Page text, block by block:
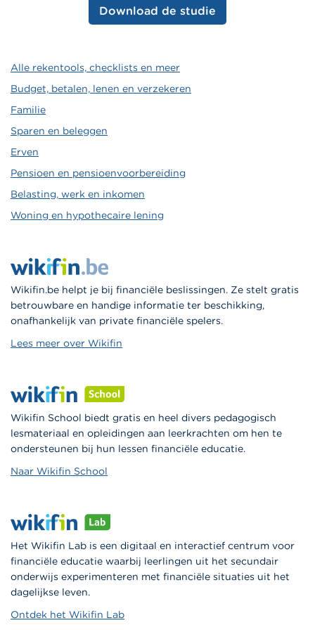
Download de studie
Alle rekentools, checklists en meer
Budget, betalen, lenen en verzekeren
Familie
Sparen en beleggen
Erven
Pensioen en pensioenvoorbereiding
Belasting, werk en inkomen
Woning en hypothecaire lening
Wikifin.be helpt je bij financiële beslissingen. Ze stelt gratis
betrouwbare en handige informatie ter beschikking,
onafhankelijk van private financiële spelers.
Lees meer over Wikifin
Wikifin School biedt gratis en heel divers pedagogisch
lesmateriaal en opleidingen aan leerkrachten om hen te
ondersteunen bij hun lessen financiële educatie.
Naar Wikifin School
Het Wikifin Lab is een digitaal en interactief centrum voor
financiële educatie waarbij leerlingen uit het secundair
onderwijs experimenteren met financiële situaties uit het
dagelijkse leven.
Ontdek het Wikifin Lab